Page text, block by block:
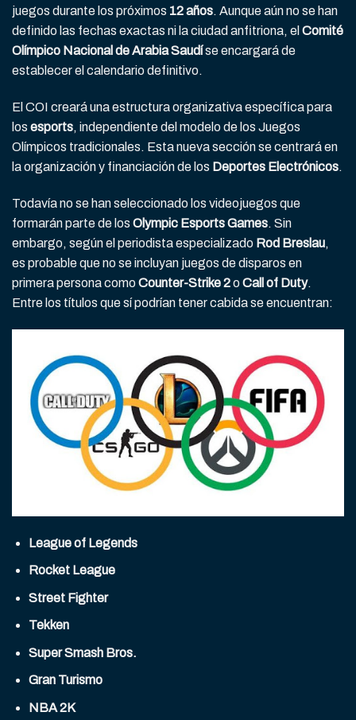
juegos durante los próximos 12 años. Aunque aún no se han
definido las fechas exactas ni la ciudad anfitriona, el Comité
Olímpico Nacional de Arabia Saudíse encargará de
establecer el calendario definitivo.
El COI creará una estructura organizativa específica para
los esports, independiente del modelo de los Juegos
Olímpicos tradicionales. Esta nueva sección se centrará en
la organización y financiación de los Deportes Electrónicos.
Todavía no se han seleccionado los videojuegos que
formarán parte de los Olympic Esports Games. Sin
embargo, según el periodista especializado Rod Breslau,
es probable que no se incluyan juegos de disparos en
primera persona comoCounter-Strike 2oCall of Duty.
Entre los títulos que sí podrían tener cabida se encuentran:
League of Legends
Rocket League
Street Fighter
Tekken
Super Smash Bros.
Gran Turismo
NBA 2K